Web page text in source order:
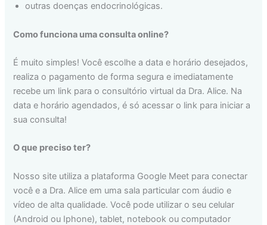
outras doenças endocrinológicas.
Como funciona uma consulta online?
É muito simples! Você escolhe a data e horário desejados,
realiza o pagamento de forma segura e imediatamente
recebe um link para o consultório virtual da Dra. Alice. Na
data e horário agendados, é só acessar o link para iniciar a
sua consulta!
O que preciso ter?
Nosso site utiliza a plataforma Google Meet para conectar
você e a Dra. Alice em uma sala particular com áudio e
vídeo de alta qualidade. Você pode utilizar o seu celular
(Android ou Iphone), tablet, notebook ou computador